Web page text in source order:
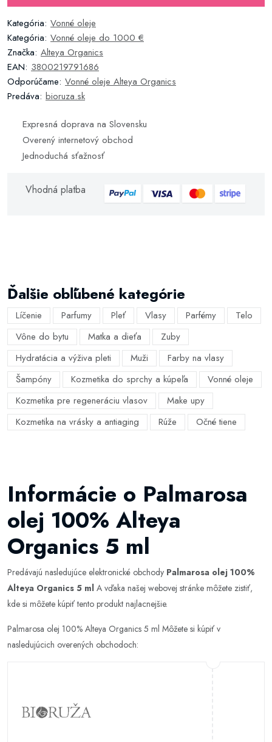
Kategória: Vonné oleje
Kategória: Vonné oleje do 1000 €
Značka: Alteya Organics
EAN: 3800219791686
Odporúčame: Vonné oleje Alteya Organics
Predáva: bioruza.sk
Expresná doprava na Slovensku
Overený internetový obchod
Jednoduchá sťažnosť
Vhodná platba
Ďalšie obľúbené kategórie
Líčenie Parfumy Pleť Vlasy Parfémy
Telo
Vône do bytu
Matka a dieťa
Zuby
Hydratácia a výživa pleti
Muži
Farby na vlasy
Šampóny
Kozmetika do sprchy a kúpeľa
Vonné oleje
Kozmetika pre regeneráciu vlasov
Make upy
Kozmetika na vrásky a antiaging
Rúže Očné tiene
Informácie o Palmarosa
olej 100% Alteya
Organics 5 ml
Predávajú nasledujúce elektronické obchody Palmarosa olej 100%
Alteya Organics 5 ml A vďaka našej webovej stránke môžete zistiť,
kde si môžete kúpiť tento produkt najlacnejšie.
Palmarosa olej 100% Alteya Organics 5 ml Môžete si kúpiť v
nasledujúcich overených obchodoch: